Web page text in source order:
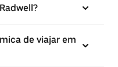
de viajar em